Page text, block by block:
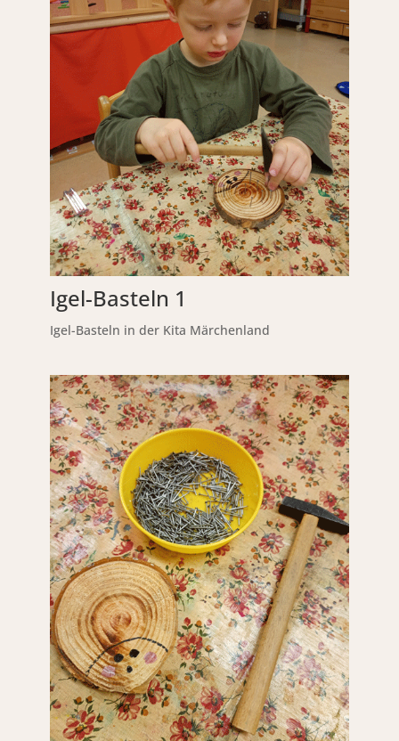
Igel-Basteln 1
Igel-Basteln in der Kita Märchenland